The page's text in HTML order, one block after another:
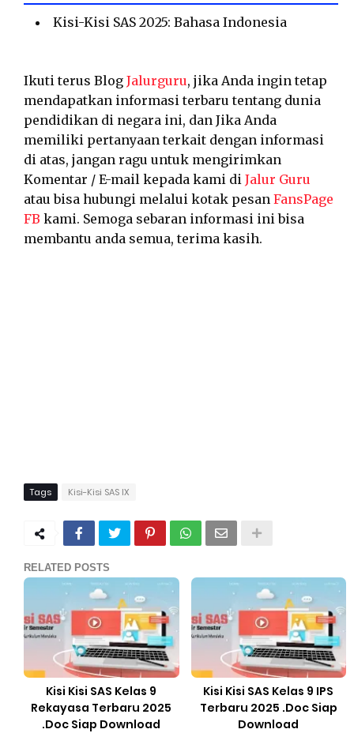
Kisi-Kisi SAS 2025: Bahasa Indonesia
Ikuti terus Blog Jalurguru, jika Anda ingin tetap
mendapatkan informasi terbaru tentang dunia
pendidikan di negara ini, dan Jika Anda
memiliki pertanyaan terkait dengan informasi
di atas, jangan ragu untuk mengirimkan
Komentar / E-mail kepada kami di Jalur Guru
atau bisa hubungi melalui kotak pesan FansPage
FB kami. Semoga sebaran informasi ini bisa
membantu anda semua, terima kasih.
Tags Kisi-Kisi SAS IX
RELATED POSTS
Kisi Kisi SAS Kelas 9
Rekayasa Terbaru 2025
.Doc Siap Download
Kisi Kisi SAS Kelas 9 IPS
Terbaru 2025 .Doc Siap
Download